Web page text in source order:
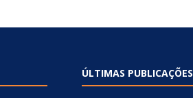
ÚLTIMAS PUBLICAÇÕES